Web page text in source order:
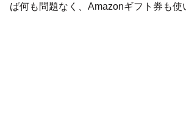
ば何も問題なく、Amazonギフト券も使